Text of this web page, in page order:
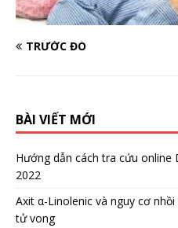
TRƯỚC ĐÓ
BÀI VIẾT MỚI
Hướng dẫn cách tra cứu
2022
Axit α-Linolenic và nguy cơ
tử vong